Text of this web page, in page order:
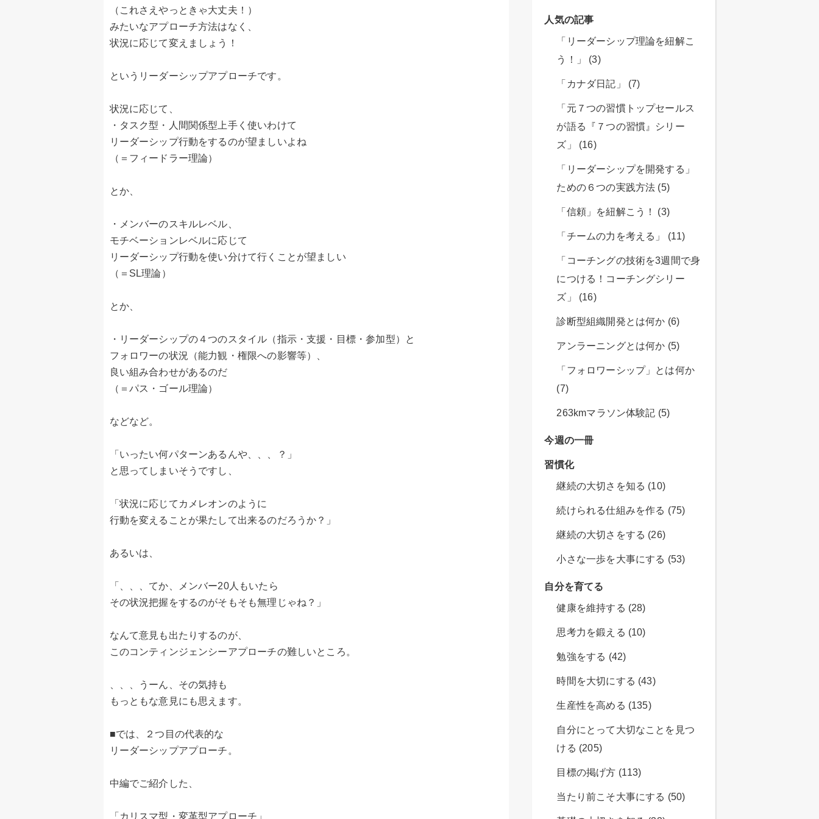
（これさえやっときゃ大丈夫！）
みたいなアプローチ方法はなく、
状況に応じて変えましょう！
というリーダーシップアプローチです。
状況に応じて、
・タスク型・人間関係型上手く使いわけて
リーダーシップ行動をするのが望ましいよね
（＝フィードラー理論）
とか、
・メンバーのスキルレベル、
モチベーションレベルに応じて
リーダーシップ行動を使い分けて行くことが望ましい
（＝SL理論）
とか、
・リーダーシップの４つのスタイル（指示・支援・目標・参加型）と
フォロワーの状況（能力観・権限への影響等）、
良い組み合わせがあるのだ
（＝パス・ゴール理論）
などなど。
「いったい何パターンあるんや、、、？」
と思ってしまいそうですし、
「状況に応じてカメレオンのように
行動を変えることが果たして出来るのだろうか？」
あるいは、
「、、、てか、メンバー20人もいたら
その状況把握をするのがそもそも無理じゃね？」
なんて意見も出たりするのが、
このコンティンジェンシーアプローチの難しいところ。
、、、うーん、その気持も
もっともな意見にも思えます。
■では、２つ目の代表的な
リーダーシップアプローチ。
中編でご紹介した、
「カリスマ型・変革型アプローチ」
人気の記事
「リーダーシップ理論を紐解こ
う！」 (3)
「カナダ日記」 (7)
「元７つの習慣トップセールス
が語る『７つの習慣』シリー
ズ」 (16)
「リーダーシップを開発する」
ための６つの実践方法 (5)
「信頼」を紐解こう！ (3)
「チームの力を考える」 (11)
「コーチングの技術を3週間で身
につける！コーチングシリー
ズ」 (16)
診断型組織開発とは何か (6)
アンラーニングとは何か (5)
「フォロワーシップ」とは何か
(7)
263kmマラソン体験記 (5)
今週の一冊
習慣化
継続の大切さを知る (10)
続けられる仕組みを作る (75)
継続の大切さをする (26)
小さな一歩を大事にする (53)
自分を育てる
健康を維持する (28)
思考力を鍛える (10)
勉強をする (42)
時間を大切にする (43)
生産性を高める (135)
自分にとって大切なことを見つ
ける (205)
目標の掲げ方 (113)
当たり前こそ大事にする (50)